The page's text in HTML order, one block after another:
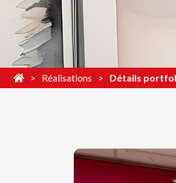
Réalisations Détails